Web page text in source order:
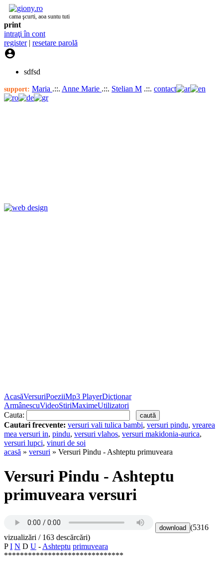
cama şcurti, aoa suntu tuti
print
intraţi în cont
register| resetare parolă

sdfsd
support: Maria .::. Anne Marie .::. Stelian M .::. contact
AcasăVersuriPoeziiMp3 PlayerDicţionar
ArmânescuVideoStiriMaximeUtilizatori
Cauta:
Cautari frecvente: versuri vali tulica bambi, versuri pindu, vrearea
mea versuri in, pindu, versuri vlahos, versuri makidonia-aurica,
versuri lupci, vinuri de soi
acasă » versuri » Versuri Pindu - Ashteptu primuveara
Versuri Pindu - Ashteptu
primuveara versuri
(5316
vizualizări / 163 descărcări)
PI N D U - Ashteptu primuveara
******************************